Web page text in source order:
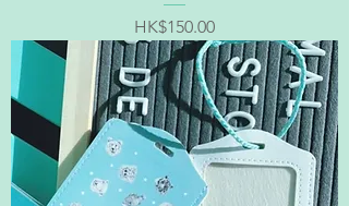
價格
HK$150.00